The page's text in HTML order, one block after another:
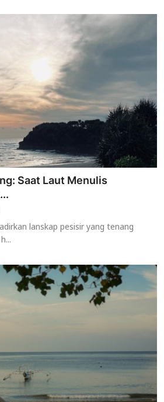
Saat Laut Menulis
lanskap pesisir yang tenang